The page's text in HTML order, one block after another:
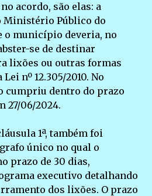
acordo, são elas: a
Ministério Público do
o município deveria, no
se de destinar
lixões ou outras formas
nº 12.305/2010. No
cumpriu dentro do prazo
27/06/2024.
1ª, também foi
único no qual o
prazo de 30 dias,
executivo detalhando
dos lixões. O prazo